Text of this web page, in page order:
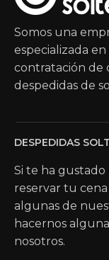
Somos una
especializada
contratación de
despedidas de
DESPEDIDAS
Si te ha
reservar tu
algunas de
hacernos
nosotros.